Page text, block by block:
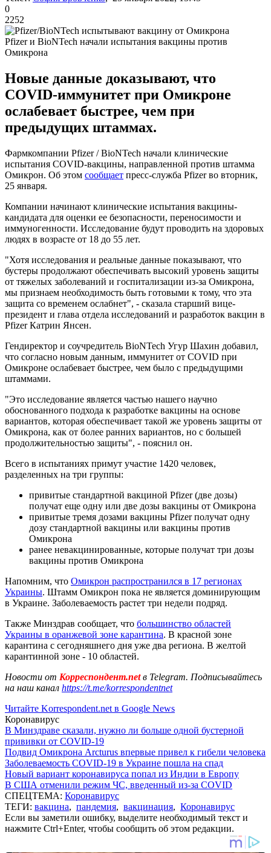
0
2252
Pfizer и BioNTech начали испытания вакцины против
Омикрона
Новые данные доказывают, что
COVID-иммунитет при Омикроне
ослабевает быстрее, чем при
предыдущих штаммах.
Фармкомпании Pfizer / BioNTech начали клинические
испытания COVID-вакцины, направленной против штамма
Омикрон. Об этом сообщает пресс-служба Pfizer во вторник,
25 января.
Компании начинают клинические испытания вакцины-
кандидата для оценки ее безопасности, переносимости и
иммуногенности. Исследование будут проводить на здоровых
людях в возрасте от 18 до 55 лет.
"Хотя исследования и реальные данные показывают, что
бустеры продолжают обеспечивать высокий уровень защиты
от тяжелых заболеваний и госпитализации из-за Омикрона,
мы признаем необходимость быть готовыми к тому, что эта
защита со временем ослабнет", - сказала старший вице-
президент и глава отдела исследований и разработок вакцин в
Pfizer Катрин Янсен.
Гендиректор и соучредитель BioNTech Угур Шахин добавил,
что согласно новым данным, иммунитет от COVID при
Омикроне ослабевает быстрее, чем было с предыдущими
штаммами.
"Это исследование является частью нашего научно
обоснованного подхода к разработке вакцины на основе
вариантов, которая обеспечивает такой же уровень защиты от
Омикрона, как от более ранних вариантов, но с большей
продолжительностью защиты", - пояснил он.
Всего в испытаниях примут участие 1420 человек,
разделенных на три группы:
привитые стандартной вакциной Pfizer (две дозы)
получат еще одну или две дозы вакцины от Омикрона
привитые тремя дозами вакцины Pfizer получат одну
дозу стандартной вакцины или вакцины против
Омикрона
ранее невакцинированные, которые получат три дозы
вакцины против Омикрона
Напомним, что Омикрон распространился в 17 регионах
Украины. Штамм Омикрон пока не является доминирующим
в Украине. Заболеваемость растет три недели подряд.
Также Минздрав сообщает, что большинство областей
Украины в оранжевой зоне карантина. В красной зоне
карантина с сегодняшнего дня уже два региона. В желтой
карантинной зоне - 10 областей.
Новости от Корреспондент.netв Telegram. Подписывайтесь
на наш канал https://t.me/korrespondentnet
Читайте Korrespondent.net в Google News
Коронавирус
В Минздраве сказали, нужно ли больше одной бустерной
прививки от COVID-19
Подвид Омикрона Arcturus впервые привел к гибели человека
Заболеваемость COVID-19 в Украине пошла на спад
Новый вариант коронавируса попал из Индии в Европу
В США отменили режим ЧС, введенный из-за COVID
СПЕЦТЕМА: Коронавирус
ТЕГИ: вакцина, пандемия, вакцинация, Коронавирус
Если вы заметили ошибку, выделите необходимый текст и
нажмите Ctrl+Enter, чтобы сообщить об этом редакции.